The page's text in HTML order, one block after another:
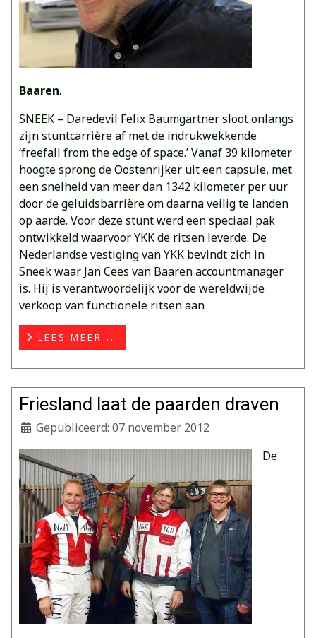
Baaren.
SNEEK – Daredevil Felix Baumgartner sloot onlangs
zijn stuntcarrière af met de indrukwekkende
‘freefall from the edge of space.’ Vanaf 39 kilometer
hoogte sprong de Oostenrijker uit een capsule, met
een snelheid van meer dan 1342 kilometer per uur
door de geluidsbarrière om daarna veilig te landen
op aarde. Voor deze stunt werd een speciaal pak
ontwikkeld waarvoor YKK de ritsen leverde. De
Nederlandse vestiging van YKK bevindt zich in
Sneek waar Jan Cees van Baaren accountmanager
is. Hij is verantwoordelijk voor de wereldwijde
verkoop van functionele ritsen aan
LEES MEER ...
Friesland laat de paarden draven
Gepubliceerd: 07 november 2012
De